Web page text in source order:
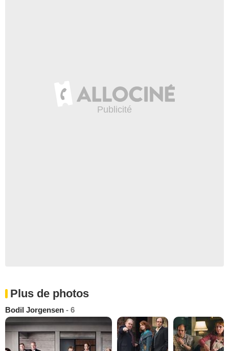
Plus de photos
Bodil Jorgensen - 6